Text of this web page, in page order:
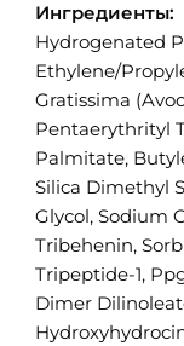
Ингредиенты:
Hydrogenated
Ethylene/
Gratissima
Pentaerythrityl
Palmitate,
Silica Dimethyl
Glycol, Sodium
Tribehenin,
Tripeptide-1,
Dimer